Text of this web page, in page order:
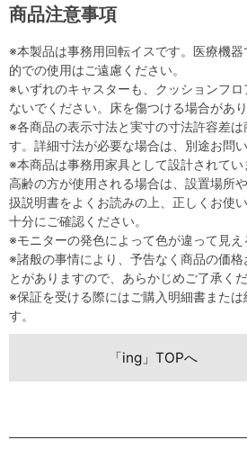
商品注意事項
※本製品は事務用回転イスです。医療機
的での使用はご遠慮ください。
※いずれのキャスターも、クッションフ
ないでください。床を傷つける場合があり
※各商品の表示寸法と実寸の寸法許容差は
す。詳細寸法が必要な場合は、別途お問
※本商品は事務用家具として設計されて
高齢の方が使用される場合は、設置場所
扱説明書をよくお読みの上、正しくお使
十分にご確認ください。
※モニターの発色によって色が違って見え
※諸般の事情により、予告なく商品の価格
とがありますので、あらかじめご了承くだ
※保証を受ける際にはご購入明細書また
す。
「ing」TOPへ